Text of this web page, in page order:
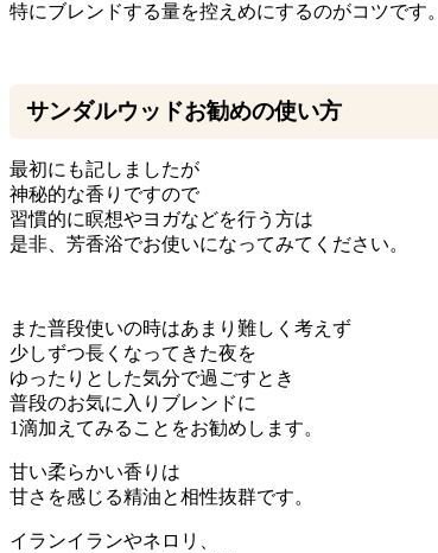
特にブレンドする量を控えめにするのがコツです。
サンダルウッドお勧めの使い方
最初にも記しましたが
神秘的な香りですので
習慣的に瞑想やヨガなどを行う方は
是非、芳香浴でお使いになってみてください。
また普段使いの時はあまり難しく考えず
少しずつ長くなってきた夜を
ゆったりとした気分で過ごすとき
普段のお気に入りブレンドに
1滴加えてみることをお勧めします。
甘い柔らかい香りは
甘さを感じる精油と相性抜群です。
イランイランやネロリ、